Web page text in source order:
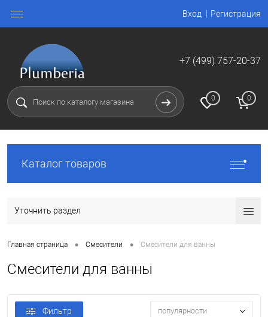
Вход Регистрация
+7 (499) 757-20-37
0 0
Каталог товаров
Уточнить раздел
Главная страница • Смесители • Смесители для ванны
Смесители для ванны
Фильтр популярности